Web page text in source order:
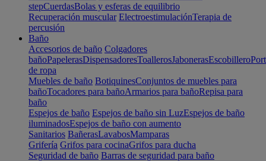
stepCuerdasBolas y esferas de equilibrio
Recuperación muscular ElectroestimulaciónTerapia de
percusión
Baño
Accesorios de baño Colgadores
bañoPapelerasDispensadoresToallerosJabonerasEscobillero
de ropa
Muebles de baño BotiquinesConjuntos de muebles para
bañoTocadores para bañoArmarios para bañoRepisa para
baño
Espejos de baño Espejos de baño sin LuzEspejos de baño
iluminadosEspejos de baño con aumento
Sanitarios BañerasLavabosMamparas
Grifería Grifos para cocinaGrifos para ducha
Seguridad de baño Barras de seguridad para baño